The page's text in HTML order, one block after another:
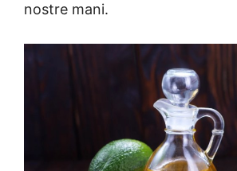
nostre mani.